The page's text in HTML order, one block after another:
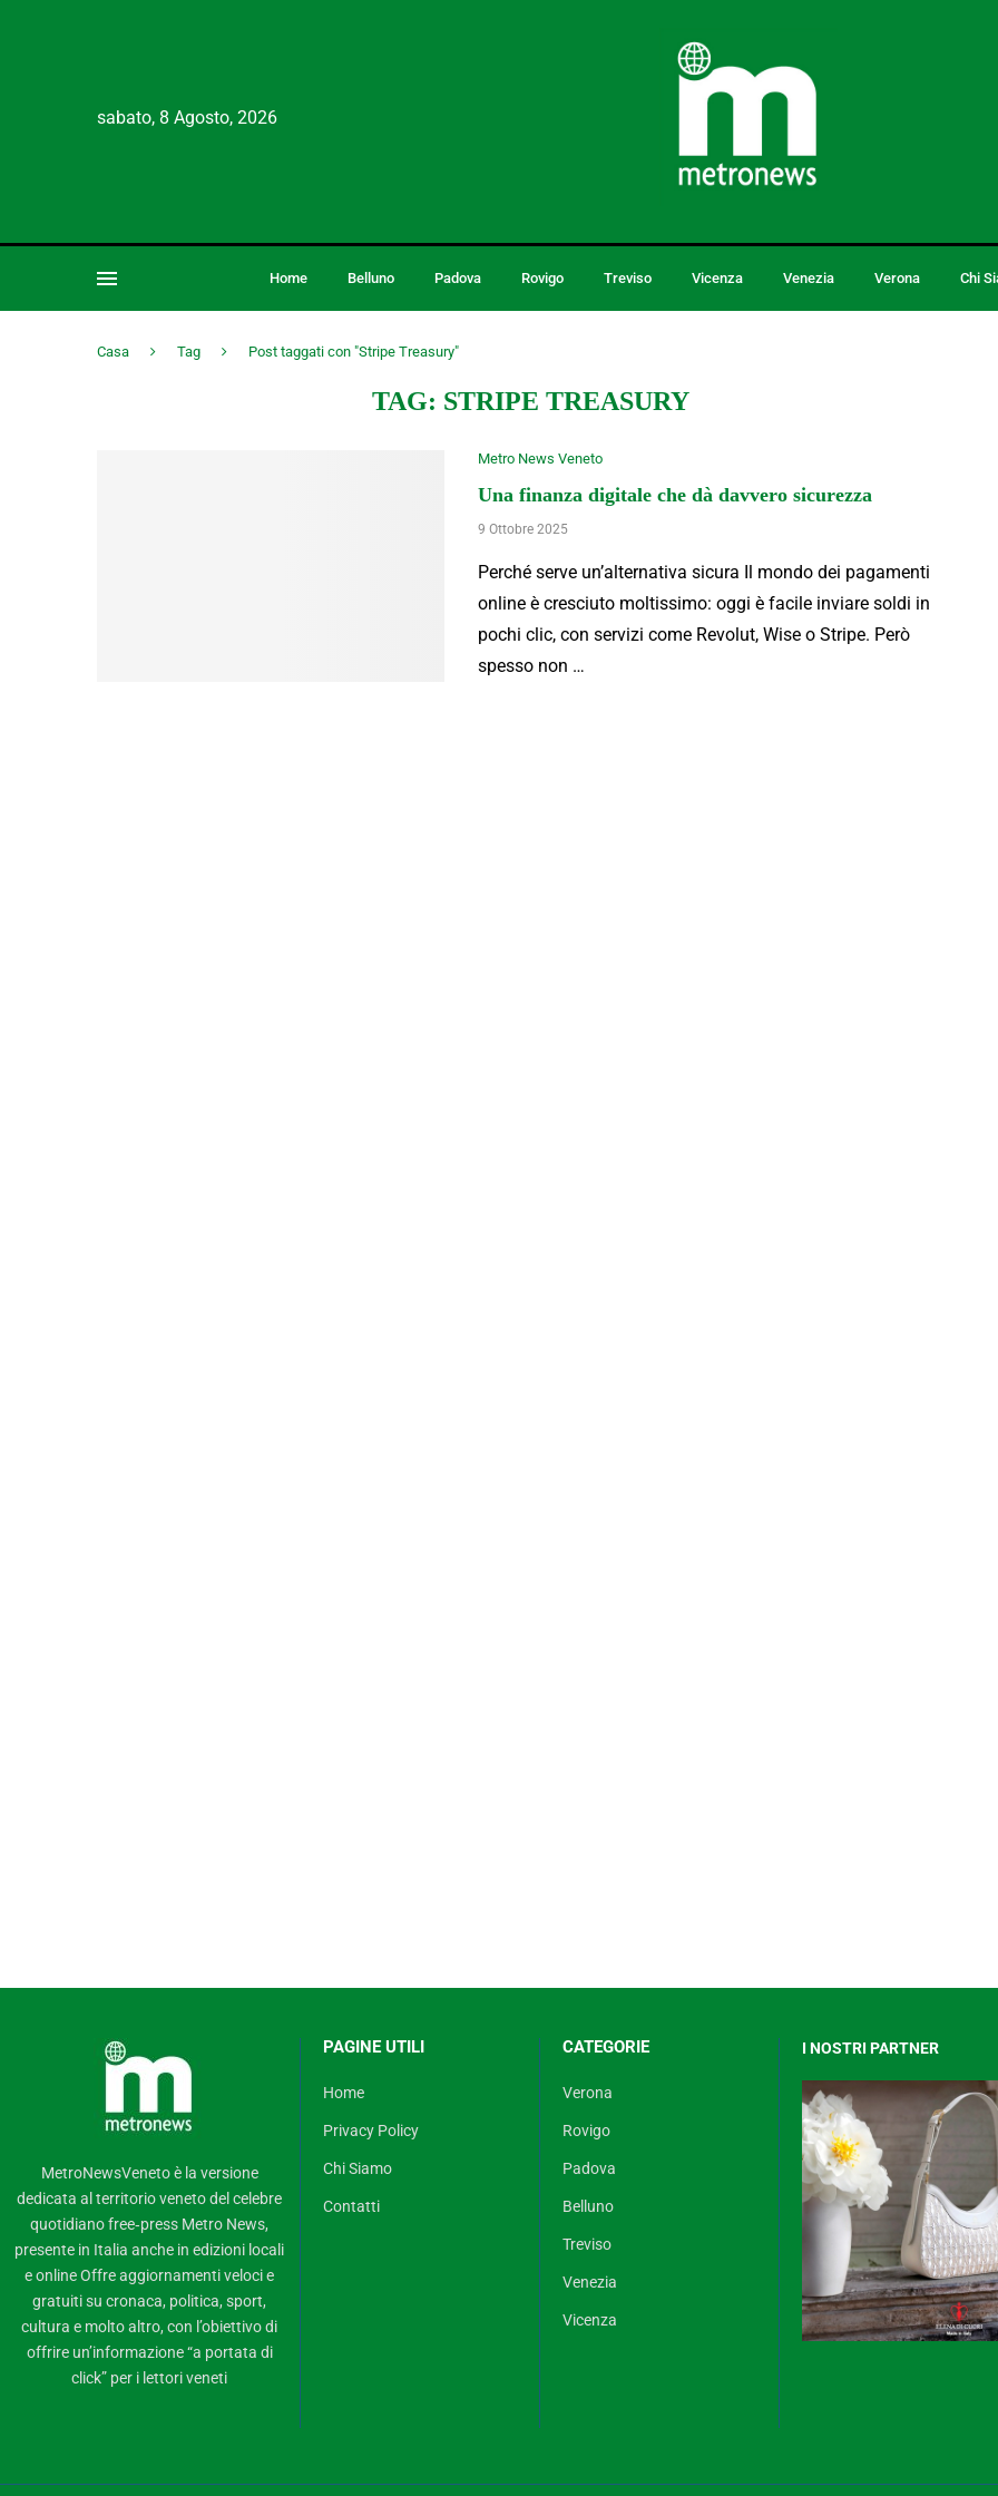
sabato, 8 Agosto, 2026
Home Belluno Padova Rovigo Treviso Vicenza Venezia Verona Chi
Casa Tag Post taggati con "Stripe Treasury"
TAG: STRIPE TREASURY
Metro News Veneto
Una finanza digitale che dà davvero sicurezza
9 Ottobre 2025
Perché serve un’alternativa sicura Il mondo dei pagamenti
online è cresciuto moltissimo: oggi è facile inviare soldi in
pochi clic, con servizi come Revolut, Wise o Stripe. Però
spesso non …
MetroNewsVeneto è la versione
dedicata al territorio veneto del celebre
quotidiano free‑press Metro News,
presente in Italia anche in edizioni locali
e online Offre aggiornamenti veloci e
gratuiti su cronaca, politica, sport,
cultura e molto altro, con l’obiettivo di
offrire un’informazione “a portata di
click” per i lettori veneti
PAGINE UTILI
Home
Privacy Policy
Chi Siamo
Contatti
CATEGORIE
Verona
Rovigo
Padova
Belluno
Treviso
Venezia
Vicenza
I NOSTRI PARTNER